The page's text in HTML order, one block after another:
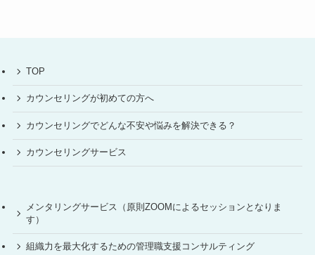
TOP
カウンセリングが初めての方へ
カウンセリングでどんな不安や悩みを解決できる？
カウンセリングサービス
メンタリングサービス（原則ZOOMによるセッションとなりま
す）
組織力を最大化するための管理職支援コンサルティング